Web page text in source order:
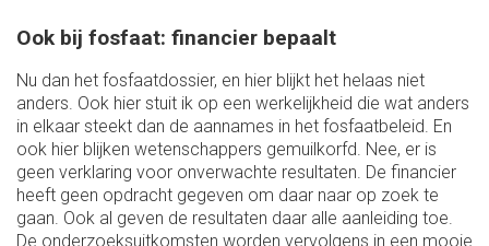
Ook bij fosfaat: financier bepaalt
Nu dan het fosfaatdossier, en hier blijkt het helaas niet
anders. Ook hier stuit ik op een werkelijkheid die wat anders
in elkaar steekt dan de aannames in het fosfaatbeleid. En
ook hier blijken wetenschappers gemuilkorfd. Nee, er is
geen verklaring voor onverwachte resultaten. De financier
heeft geen opdracht gegeven om daar naar op zoek te
gaan. Ook al geven de resultaten daar alle aanleiding toe.
De onderzoeksuitkomsten worden vervolgens in een mooie